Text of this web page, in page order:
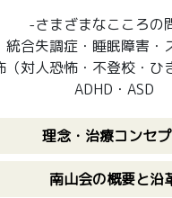
-さまざまなこころの
統合失調症・睡眠障害・
（対人恐怖・不登校・ひ
ADHD・ASD
理念・治療コンセ
南山会の概要と沿